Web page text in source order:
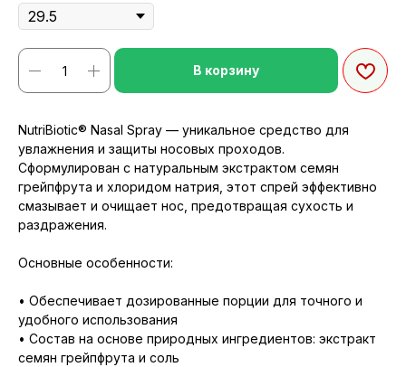
В корзину
NutriBiotic® Nasal Spray — уникальное средство для
увлажнения и защиты носовых проходов.
Сформулирован с натуральным экстрактом семян
грейпфрута и хлоридом натрия, этот спрей эффективно
смазывает и очищает нос, предотвращая сухость и
раздражения.
Основные особенности:
• Обеспечивает дозированные порции для точного и
удобного использования
• Состав на основе природных ингредиентов: экстракт
семян грейпфрута и соль